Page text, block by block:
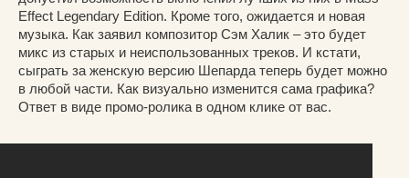
Effect Legendary Edition. Кроме того, ожидается и новая
музыка. Как заявил композитор Сэм Халик – это будет
микс из старых и неиспользованных треков. И кстати,
сыграть за женскую версию Шепарда теперь будет можно
в любой части. Как визуально изменится сама графика?
Ответ в виде промо-ролика в одном клике от вас.